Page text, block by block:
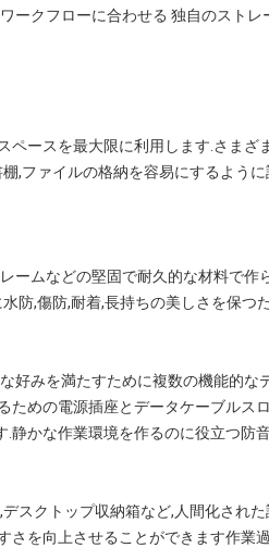
ークフローに合わせる 独自のストレ
ペースを最大限に利用します.さまざ
,ファイルの格納を容易にするよう
ームなどの堅固で耐久的な材料で作
防,傷防,耐着,長持ちの美しさを保つ
好みを満たすために複数の機能的な
めの電源插座とデータケーブルス
かな作業環境を作るのに役立つ防
スクトップ収納箱など,人間化され
さを向上させることができます作業